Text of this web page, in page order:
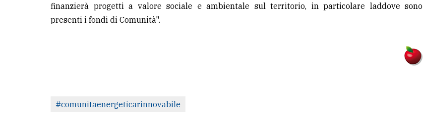
finanzierà progetti a valore sociale e ambientale sul territorio, in particolare laddove sono
presenti i fondi di Comunità".
#comunitaenergeticarinnovabile